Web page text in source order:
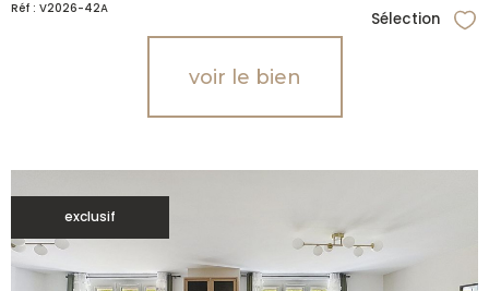
Réf : V2026-42A
Sélection
voir le bien
exclusif